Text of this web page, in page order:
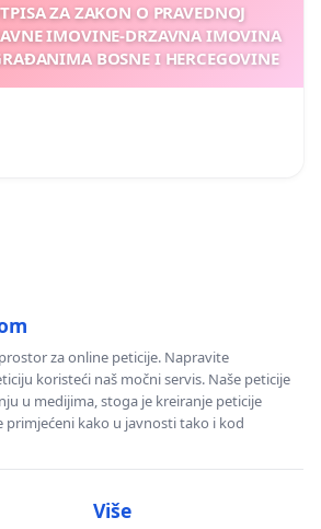
ZA ZAKON O PRAVEDNOJ
IMOVINE-DRZAVNA IMOVINA
BOSNE I HERCEGOVINE
za online peticije. Napravite
koristeći naš močni servis. Naše peticije
u medijima, stoga je kreiranje peticije
primjećeni kako u javnosti tako i kod
Više